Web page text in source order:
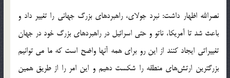
نصرالله اظهار داشت: نبرد جولای، راهبردهای بزرگ جهانی را تغییر داد و
باعث شد تا آمریکا، ناتو و حتی اسرائیل در راهبردهای بزرگ خود در جهان
تغییراتی ایجاد کنند از این رو برای همه آنها واضح است که ما می توانیم
بزرگترین ارتش‌های منطقه را شکست دهیم و این امر را از طریق همین